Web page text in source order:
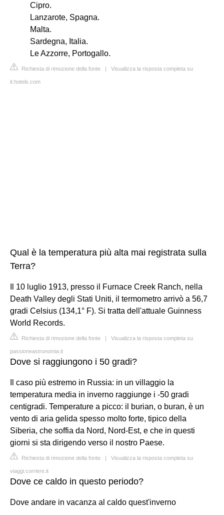
Cipro.
Lanzarote, Spagna.
Malta.
Sardegna, Italia.
Le Azzorre, Portogallo.
Richiesta di rimozione della fonte | Visualizza la risposta completa su
it.hotels.com
Qual è la temperatura più alta mai registrata sulla
Terra?
Il 10 luglio 1913, presso il Furnace Creek Ranch, nella
Death Valley degli Stati Uniti, il termometro arrivò a 56,7
gradi Celsius (134,1° F). Si tratta dell'attuale Guinness
World Records.
Richiesta di rimozione della fonte | Visualizza la risposta completa su
passioneastronomia.it
Dove si raggiungono i 50 gradi?
Il caso più estremo in Russia: in un villaggio la
temperatura media in inverno raggiunge i -50 gradi
centigradi. Temperature a picco: il burian, o buran, è un
vento di aria gelida spesso molto forte, tipico della
Siberia, che soffia da Nord, Nord-Est, e che in questi
giorni si sta dirigendo verso il nostro Paese.
Richiesta di rimozione della fonte | Visualizza la risposta completa su
viaggi.corriere.it
Dove ce caldo in questo periodo?
Dove andare in vacanza al caldo quest'inverno